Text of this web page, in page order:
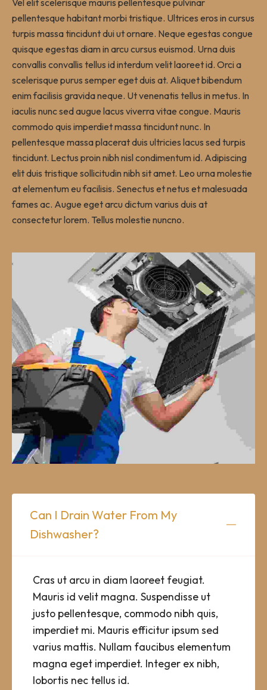
Vel elit scelerisque mauris pellentesque pulvinar
pellentesque habitant morbi tristique. Ultrices eros in cursus
turpis massa tincidunt dui ut ornare. Neque egestas congue
quisque egestas diam in arcu cursus euismod. Urna duis
convallis convallis tellus id interdum velit laoreet id. Orci a
scelerisque purus semper eget duis at. Aliquet bibendum
enim facilisis gravida neque. Ut venenatis tellus in metus. In
iaculis nunc sed augue lacus viverra vitae congue. Mauris
commodo quis imperdiet massa tincidunt nunc. In
pellentesque massa placerat duis ultricies lacus sed turpis
tincidunt. Lectus proin nibh nisl condimentum id. Adipiscing
elit duis tristique sollicitudin nibh sit amet. Leo urna molestie
at elementum eu facilisis. Senectus et netus et malesuada
fames ac. Augue eget arcu dictum varius duis at
consectetur lorem. Tellus molestie nuncno.
Can I Drain Water From My
Dishwasher?
Cras ut arcu in diam laoreet feugiat.
Mauris id velit magna. Suspendisse ut
justo pellentesque, commodo nibh quis,
imperdiet mi. Mauris efficitur ipsum sed
varius mattis. Nullam faucibus elementum
magna eget imperdiet. Integer ex nibh,
lobortis nec tellus id.